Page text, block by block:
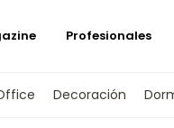
Decoración
Profesionales